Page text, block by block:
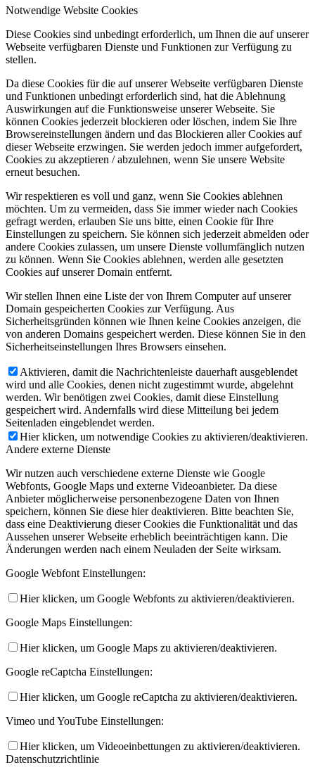
Notwendige Website Cookies
Diese Cookies sind unbedingt erforderlich, um Ihnen die auf unserer
Webseite verfügbaren Dienste und Funktionen zur Verfügung zu
stellen.
Da diese Cookies für die auf unserer Webseite verfügbaren Dienste
und Funktionen unbedingt erforderlich sind, hat die Ablehnung
Auswirkungen auf die Funktionsweise unserer Webseite. Sie
können Cookies jederzeit blockieren oder löschen, indem Sie Ihre
Browsereinstellungen ändern und das Blockieren aller Cookies auf
dieser Webseite erzwingen. Sie werden jedoch immer aufgefordert,
Cookies zu akzeptieren / abzulehnen, wenn Sie unsere Website
erneut besuchen.
Wir respektieren es voll und ganz, wenn Sie Cookies ablehnen
möchten. Um zu vermeiden, dass Sie immer wieder nach Cookies
gefragt werden, erlauben Sie uns bitte, einen Cookie für Ihre
Einstellungen zu speichern. Sie können sich jederzeit abmelden oder
andere Cookies zulassen, um unsere Dienste vollumfänglich nutzen
zu können. Wenn Sie Cookies ablehnen, werden alle gesetzten
Cookies auf unserer Domain entfernt.
Wir stellen Ihnen eine Liste der von Ihrem Computer auf unserer
Domain gespeicherten Cookies zur Verfügung. Aus
Sicherheitsgründen können wie Ihnen keine Cookies anzeigen, die
von anderen Domains gespeichert werden. Diese können Sie in den
Sicherheitseinstellungen Ihres Browsers einsehen.
Aktivieren, damit die Nachrichtenleiste dauerhaft ausgeblendet
wird und alle Cookies, denen nicht zugestimmt wurde, abgelehnt
werden. Wir benötigen zwei Cookies, damit diese Einstellung
gespeichert wird. Andernfalls wird diese Mitteilung bei jedem
Seitenladen eingeblendet werden.
Hier klicken, um notwendige Cookies zu aktivieren/deaktivieren.
Andere externe Dienste
Wir nutzen auch verschiedene externe Dienste wie Google
Webfonts, Google Maps und externe Videoanbieter. Da diese
Anbieter möglicherweise personenbezogene Daten von Ihnen
speichern, können Sie diese hier deaktivieren. Bitte beachten Sie,
dass eine Deaktivierung dieser Cookies die Funktionalität und das
Aussehen unserer Webseite erheblich beeinträchtigen kann. Die
Änderungen werden nach einem Neuladen der Seite wirksam.
Google Webfont Einstellungen:
Hier klicken, um Google Webfonts zu aktivieren/deaktivieren.
Google Maps Einstellungen:
Hier klicken, um Google Maps zu aktivieren/deaktivieren.
Google reCaptcha Einstellungen:
Hier klicken, um Google reCaptcha zu aktivieren/deaktivieren.
Vimeo und YouTube Einstellungen:
Hier klicken, um Videoeinbettungen zu aktivieren/deaktivieren.
Datenschutzrichtlinie